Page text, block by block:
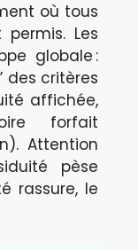
où tous
Les
globale :
des critères
affichée,
forfait
Attention
pèse
rassure, le